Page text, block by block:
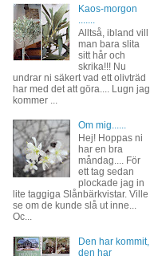
Kaos-morgon
Alltså, ibland vill
man bara slita
sitt hår och
skrika!!! Nu
undrar ni säkert vad ett olivträd
har med det att göra.... Lugn jag
kommer ...
Om mig......
Hej! Hoppas ni
har en bra
måndag.... För
ett tag sedan
plockade jag in
lite taggiga Slånbärkvistar. Ville
se om de kunde slå ut inne...
Oc...
Den har kommit,
den har